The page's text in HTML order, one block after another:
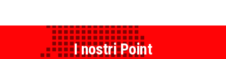
I nostri Point